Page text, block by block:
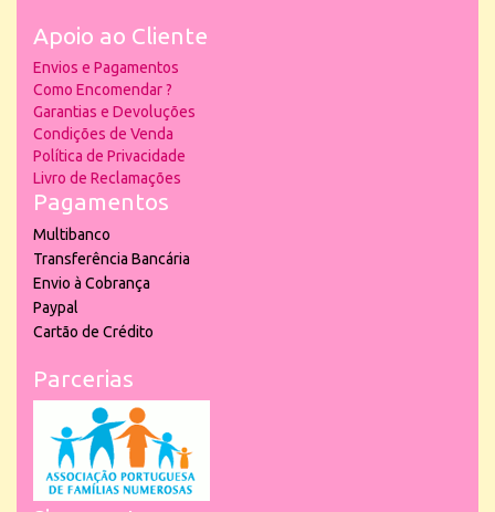
Apoio ao Cliente
Envios e Pagamentos
Como Encomendar ?
Garantias e Devoluções
Condições de Venda
Política de Privacidade
Livro de Reclamações
Pagamentos
Multibanco
Transferência Bancária
Envio à Cobrança
Paypal
Cartão de Crédito
Parcerias